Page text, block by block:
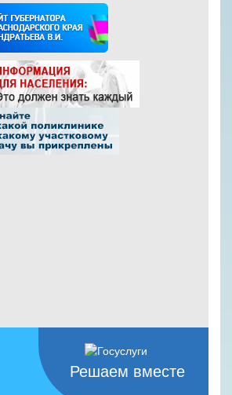
Решаем вместе